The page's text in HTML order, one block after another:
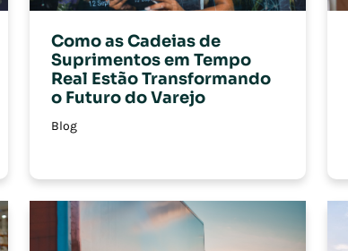
Como as Cadeias de
Suprimentos em Tempo
Real Estão Transformando
o Futuro do Varejo
Blog